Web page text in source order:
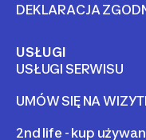
DEKLARACJA
USŁUGI
USŁUGI SERWISU
UMÓW SIĘ NA
2nd life - kup